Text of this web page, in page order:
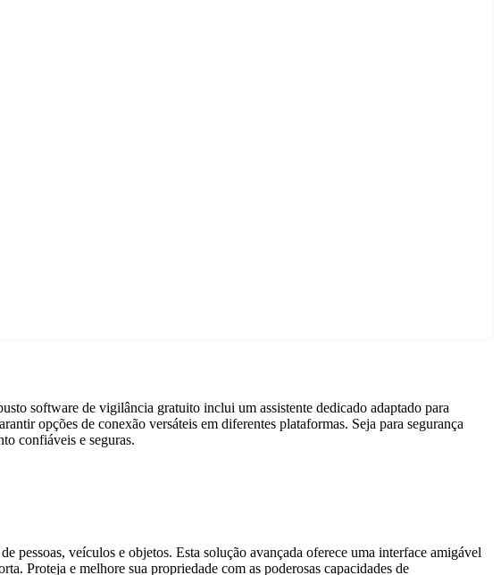
software de vigilância gratuito inclui um assistente dedicado adaptado para
opções de conexão versáteis em diferentes plataformas. Seja para segurança
confiáveis e seguras.
veículos e objetos. Esta solução avançada oferece uma interface amigável
Proteja e melhore sua propriedade com as poderosas capacidades de